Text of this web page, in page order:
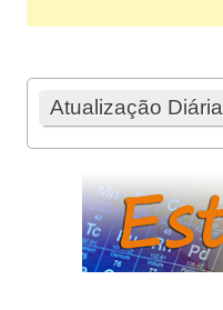
Atualização Diária